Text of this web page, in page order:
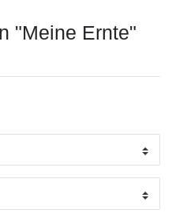
"Meine Ernte"